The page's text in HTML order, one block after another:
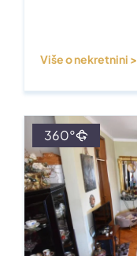
Više o nekretnini >
360°